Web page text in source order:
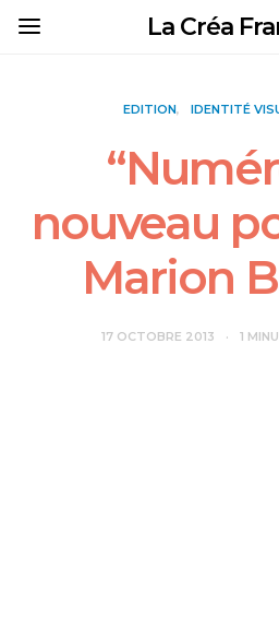
La Créa
EDITION IDENTITÉ
nouveau
Marion
17 OCTOBRE 2013 1